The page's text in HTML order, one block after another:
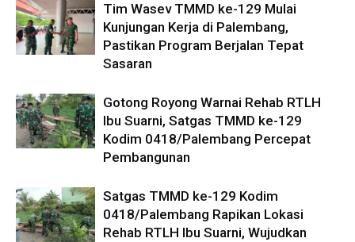
Tim Wasev TMMD ke-129 Mulai
Kunjungan Kerja di Palembang,
Pastikan Program Berjalan Tepat
Sasaran
Gotong Royong Warnai Rehab RTLH
Ibu Suarni, Satgas TMMD ke-129
Kodim 0418/Palembang Percepat
Pembangunan
Satgas TMMD ke-129 Kodim
0418/Palembang Rapikan Lokasi
Rehab RTLH Ibu Suarni, Wujudkan